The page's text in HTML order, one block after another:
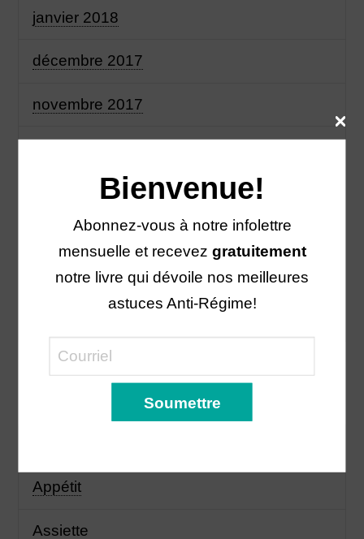
janvier 2018
décembre 2017
novembre 2017
septembre 2017
avril 2017
février 2017
Appétit
Assiette
Bienvenue!
Abonnez-vous à notre infolettre
mensuelle et recevez gratuitement
notre livre qui dévoile nos meilleures
astuces Anti-Régime!